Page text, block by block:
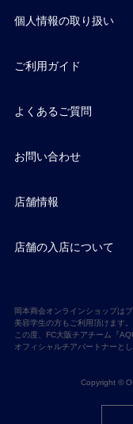
個人情報の取り扱い
ご利用ガイド
よくあるご質問
お問い合わせ
店舗情報
店舗の入店について
岡本商会オンラインショップは
美容学生の方もご利用頂けます。
この度、FC大阪チアチーム『
オフィシャルチアパートナーと
Copyright ©